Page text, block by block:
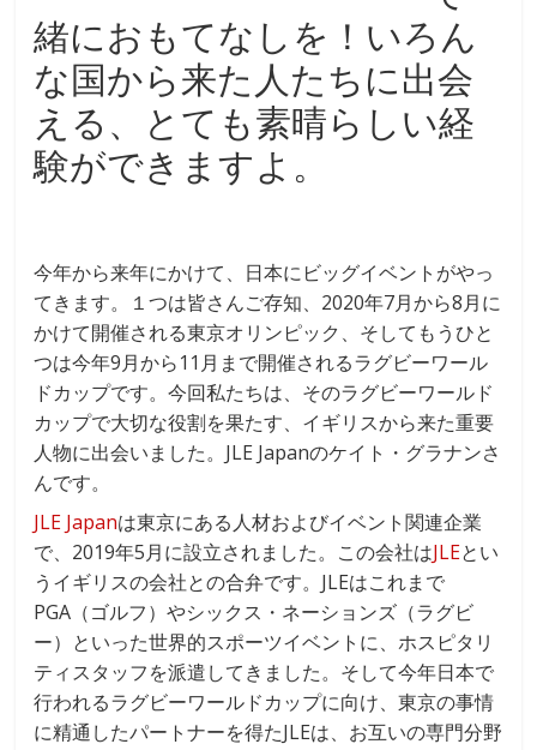
緒におもてなしを！いろん
な国から来た人たちに出会
える、とても素晴らしい経
験ができますよ。
今年から来年にかけて、日本にビッグイベントがやっ
てきます。１つは皆さんご存知、2020年7月から8月に
かけて開催される東京オリンピック、そしてもうひと
つは今年9月から11月まで開催されるラグビーワール
ドカップです。今回私たちは、そのラグビーワールド
カップで大切な役割を果たす、イギリスから来た重要
人物に出会いました。JLE Japanのケイト・グラナンさ
んです。
JLE Japanは東京にある人材およびイベント関連企業
で、2019年5月に設立されました。この会社はJLEとい
うイギリスの会社との合弁です。JLEはこれまで
PGA（ゴルフ）やシックス・ネーションズ（ラグビ
ー）といった世界的スポーツイベントに、ホスピタリ
ティスタッフを派遣してきました。そして今年日本で
行われるラグビーワールドカップに向け、東京の事情
に精通したパートナーを得たJLEは、お互いの専門分野